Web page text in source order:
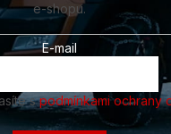
e-shopu.
E-mail
spodmínkami ochrany